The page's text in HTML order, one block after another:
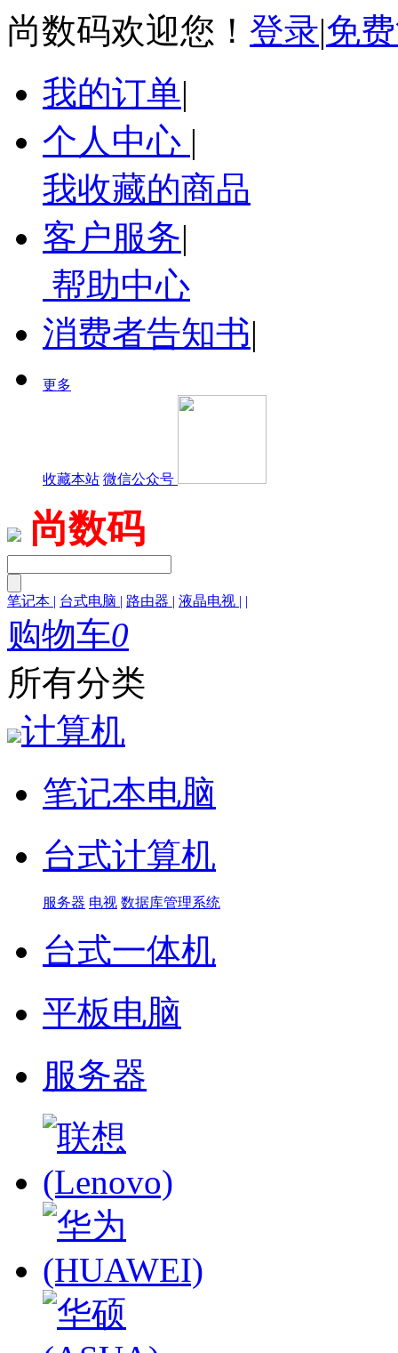
尚数码欢迎您！ 登录|免
我的订单|
个人中心 |
我收藏的商品
客户服务|
帮助中心
消费者告知书|
更多
收藏本站 微信公众号
尚数码
笔记本 | 台式电脑 | 路由器 | 液晶电视 | |
购物车0
所有分类
计算机
笔记本电脑
台式计算机
服务器 电视 数据库管理系统
台式一体机
平板电脑
服务器